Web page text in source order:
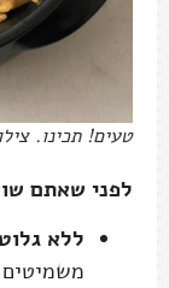
טעים! תכינו.
לפני שאתם
ללא
משמיטים